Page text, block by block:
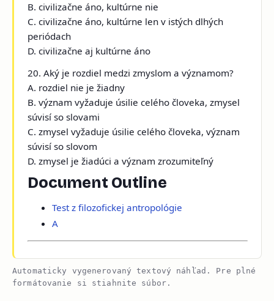
B. civilizačne áno, kultúrne nie
C. civilizačne áno, kultúrne len v istých dlhých
periódach
D. civilizačne aj kultúrne áno
20. Aký je rozdiel medzi zmyslom a významom?
A. rozdiel nie je žiadny
B. význam vyžaduje úsilie celého človeka, zmysel
súvisí so slovami
C. zmysel vyžaduje úsilie celého človeka, význam
súvisí so slovom
D. zmysel je žiadúci a význam zrozumiteľný
Document Outline
Test z filozofickej antropológie
A
Automaticky vygenerovaný textový náhľad. Pre plné
formátovanie si stiahnite súbor.